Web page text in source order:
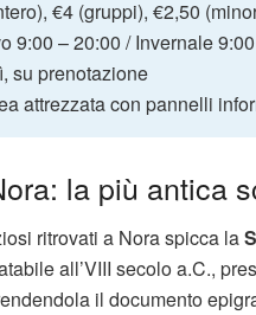
€4 (gruppi), €2,50
9:00 – 20:00 / Invernale
su prenotazione
attrezzata con pannelli
la più antica
ritrovati a Nora spicca la
all’VIII secolo a.C.,
il documento